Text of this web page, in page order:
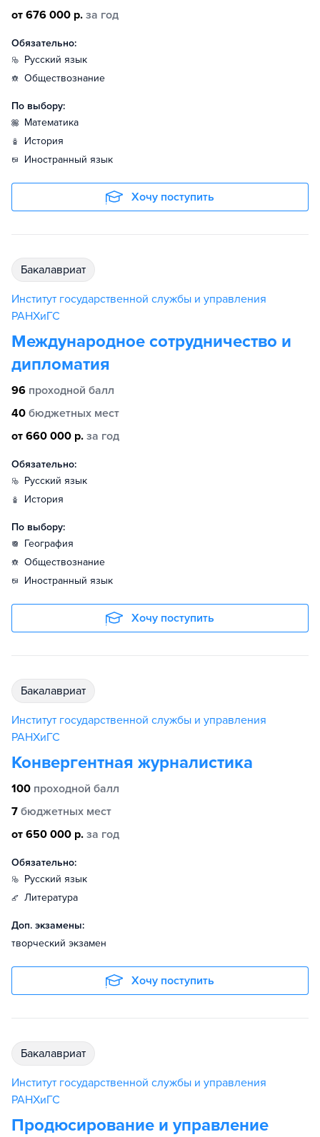
от 676 000 р. за год
Обязательно:
русский язык
обществознание
По выбору:
математика
история
иностранный язык
Хочу поступить
бакалавриат
Институт государственной службы и управления
РАНХиГС
Международное сотрудничество и
дипломатия
96 проходной балл
40 бюджетных мест
от 660 000 р. за год
Обязательно:
русский язык
история
По выбору:
география
обществознание
иностранный язык
Хочу поступить
бакалавриат
Институт государственной службы и управления
РАНХиГС
Конвергентная журналистика
100 проходной балл
7 бюджетных мест
от 650 000 р. за год
Обязательно:
русский язык
литература
Доп. экзамены:
творческий экзамен
Хочу поступить
бакалавриат
Институт государственной службы и управления
РАНХиГС
Продюсирование и управление